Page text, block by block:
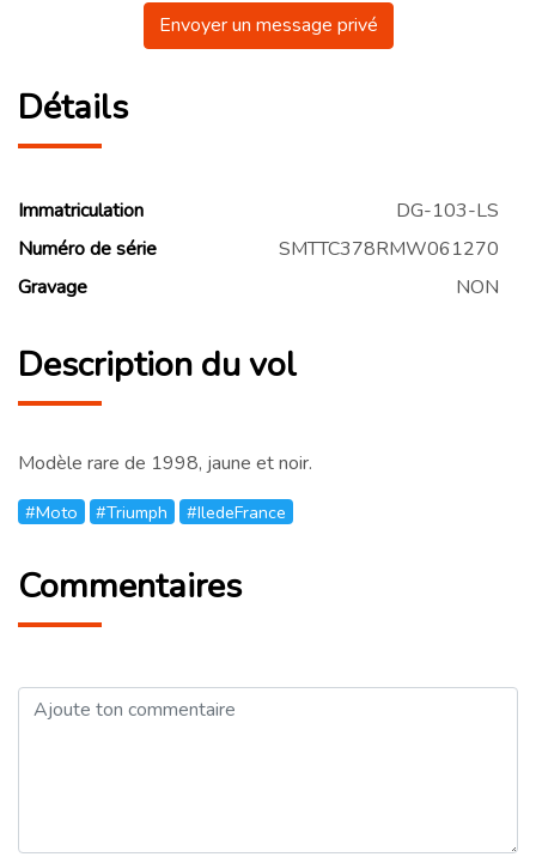
Envoyer un message privé
Détails
Immatriculation
DG-103-LS
Numéro de série
SMTTC378RMW061270
Gravage
NON
Description du vol
Modèle rare de 1998, jaune et noir.
#Moto #Triumph #IledeFrance
Commentaires